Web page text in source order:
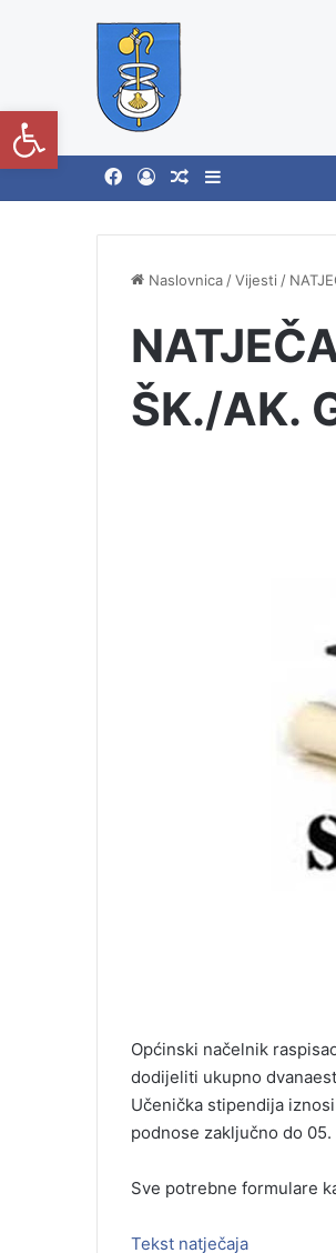
Naslovnica /Vijesti /
ŠK./AK.
Općinski načelnik
dodijeliti ukupno
Učenička stipendija
podnose zaključno do
Sve potrebne formulare
Tekst natječaja
Open toolbar